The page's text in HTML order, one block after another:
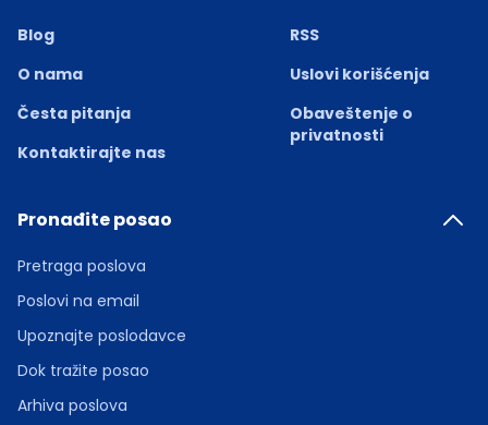
Blog
O nama
Česta pitanja
Kontaktirajte nas
RSS
Uslovi korišćenja
Obaveštenje o
privatnosti
Pronađite posao
Pretraga poslova
Poslovi na email
Upoznajte poslodavce
Dok tražite posao
Arhiva poslova